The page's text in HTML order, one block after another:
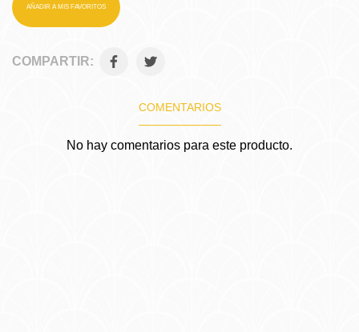
AÑADIR A MIS FAVORITOS
COMPARTIR:
COMENTARIOS
No hay comentarios para este producto.